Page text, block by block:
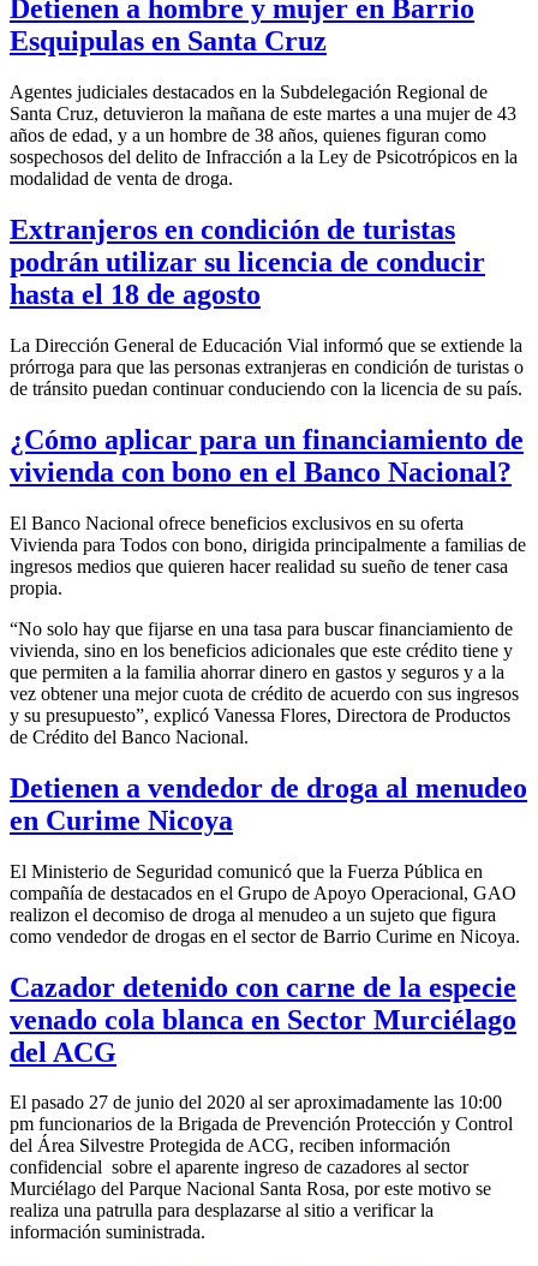
Detienen a hombre y mujer en Barrio
Esquipulas en Santa Cruz
Agentes judiciales destacados en la Subdelegación Regional de
Santa Cruz, detuvieron la mañana de este martes a una mujer de 43
años de edad, y a un hombre de 38 años, quienes figuran como
sospechosos del delito de Infracción a la Ley de Psicotrópicos en la
modalidad de venta de droga.
Extranjeros en condición de turistas
podrán utilizar su licencia de conducir
hasta el 18 de agosto
La Dirección General de Educación Vial informó que se extiende la
prórroga para que las personas extranjeras en condición de turistas o
de tránsito puedan continuar conduciendo con la licencia de su país.
¿Cómo aplicar para un financiamiento de
vivienda con bono en el Banco Nacional?
El Banco Nacional ofrece beneficios exclusivos en su oferta
Vivienda para Todos con bono, dirigida principalmente a familias de
ingresos medios que quieren hacer realidad su sueño de tener casa
propia.
“No solo hay que fijarse en una tasa para buscar financiamiento de
vivienda, sino en los beneficios adicionales que este crédito tiene y
que permiten a la familia ahorrar dinero en gastos y seguros y a la
vez obtener una mejor cuota de crédito de acuerdo con sus ingresos
y su presupuesto”, explicó Vanessa Flores, Directora de Productos
de Crédito del Banco Nacional.
Detienen a vendedor de droga al menudeo
en Curime Nicoya
El Ministerio de Seguridad comunicó que la Fuerza Pública en
compañía de destacados en el Grupo de Apoyo Operacional, GAO
realizon el decomiso de droga al menudeo a un sujeto que figura
como vendedor de drogas en el sector de Barrio Curime en Nicoya.
Cazador detenido con carne de la especie
venado cola blanca en Sector Murciélago
del ACG
El pasado 27 de junio del 2020 al ser aproximadamente las 10:00
pm funcionarios de la Brigada de Prevención Protección y Control
del Área Silvestre Protegida de ACG, reciben información
confidencial sobre el aparente ingreso de cazadores al sector
Murciélago del Parque Nacional Santa Rosa, por este motivo se
realiza una patrulla para desplazarse al sitio a verificar la
información suministrada.